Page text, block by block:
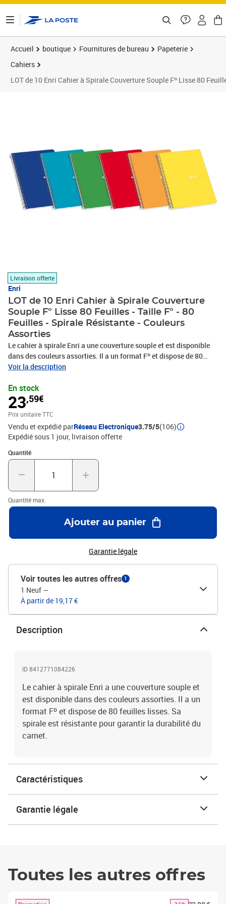
Accueil boutique Fournitures de bureau
Papeterie
Cahiers
LOT de 10 Enri Cahier à Spirale Couverture Souple Fº Lisse 80
Livraison offerte
Enri
LOT de 10 Enri Cahier à Spirale Couverture
Souple Fº Lisse 80 Feuilles - Taille Fº - 80
Feuilles - Spirale Résistante - Couleurs
Assorties
Le cahier à spirale Enri a une couverture souple et est disponible
dans des couleurs assorties. Il a un format Fº et dispose de 80
feuilles lisses. Sa spirale est résistante pour garantir la durabilité
Voir la description
En stock
23,59€
Prix unitaire TTC
Vendu et expédié parRéseau Electronique3.75/5(106)
Expédié sous 1 jour livraison offerte
Quantité
Quantité : 1
Quantité max.
Ajouter au panier
Garantie légale
Voir toutes les autres offres 1
1 Neuf —
À partir de 19,17 €
Description
ID 8412771084226
Le cahier à spirale Enri a une couverture souple et
est disponible dans des couleurs assorties. Il a un
format Fº et dispose de 80 feuilles lisses. Sa
spirale est résistante pour garantir la durabilité du
carnet.
Caractéristiques
Garantie légale
Toutes les autres offres